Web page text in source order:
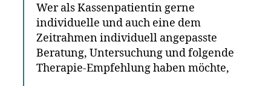
Wer als Kassenpatientin gerne
individuelle und auch eine dem
Zeitrahmen individuell angepasste
Beratung, Untersuchung und folgende
Therapie-Empfehlung haben möchte,